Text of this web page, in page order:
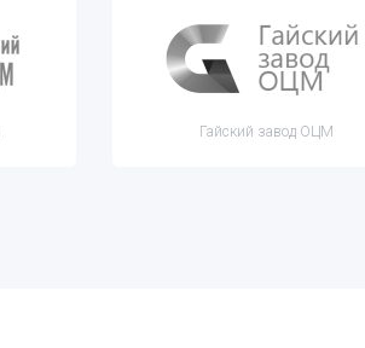
Гайский завод ОЦМ